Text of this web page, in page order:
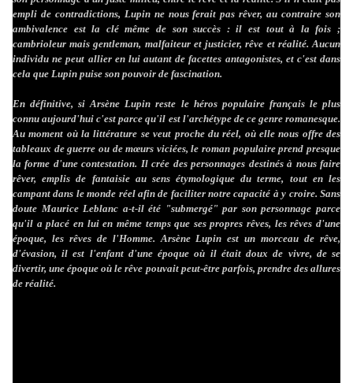
empli de contradictions, Lupin ne nous ferait pas rêver, au contraire son
ambivalence est la clé même de son succès : il est tout à la fois ;
cambrioleur mais gentleman, malfaiteur et justicier, rêve et réalité. Aucun
individu ne peut allier en lui autant de facettes antagonistes, et c'est dans
cela que Lupin puise son pouvoir de fascination.
En définitive, si Arsène Lupin reste le héros populaire français le plus
connu aujourd'hui c'est parce qu'il est l'archétype de ce genre romanesque.
Au moment où la littérature se veut proche du réel, où elle nous offre des
tableaux de guerre ou de mœurs viciées, le roman populaire prend presque
la forme d'une contestation. Il crée des personnages destinés à nous faire
rêver, emplis de fantaisie au sens étymologique du terme, tout en les
campant dans le monde réel afin de faciliter notre capacité à y croire. Sans
doute Maurice Leblanc a-t-il été "submergé" par son personnage parce
qu'il a placé en lui en même temps que ses propres rêves, les rêves d'une
époque, les rêves de l'Homme. Arsène Lupin est un morceau de rêve,
d'évasion, il est l'enfant d'une époque où il était doux de vivre, de se
divertir, une époque où le rêve pouvait peut-être parfois, prendre des allures
de réalité.